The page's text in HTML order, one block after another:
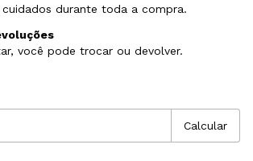
cuidados durante toda a compra.
você pode trocar ou devolver.
Calcular